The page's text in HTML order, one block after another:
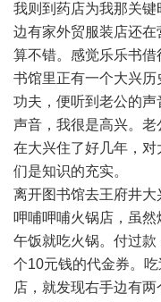
我则到药店为我那关
边有家外贸服装店还
算不错。感觉乐乐书
书馆里正有一个大兴
功夫，便听到老公的声
声音，我很是高兴。老
在大兴住了好几年，
们是知识的充实。
离开图书馆去王府井
呷哺呷哺火锅店，虽
午饭就吃火锅。付过
个10元钱的代金券。
店，就发现右手边有